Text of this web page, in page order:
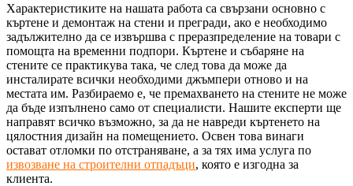
Характеристиките на нашата работа са свързани основно с
къртене и демонтаж на стени и прегради, ако е необходимо
задължително да се извършва с преразпределение на товари с
помощта на временни подпори. Къртене и събаряне на
стените се практикува така, че след това да може да
инсталирате всички необходими джъмпери отново и на
местата им. Разбираемо е, че премахването на стените не може
да бъде изпълнено само от специалисти. Нашите експерти ще
направят всичко възможно, за да не навреди къртенето на
цялостния дизайн на помещението. Освен това винаги
остават отломки по отстраняване, а за тях има услуга по
извозване на строителни отпадъци, която е изгодна за
клиента.